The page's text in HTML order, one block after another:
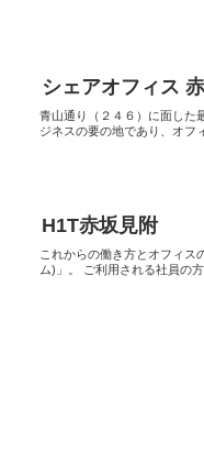
シェアオフィス
青山通り（２４６）に面した
ジネスの要の地であり、オフ
H1T赤坂見附
これからの働き方とオフィス
ム)」。 ご利用される社員の